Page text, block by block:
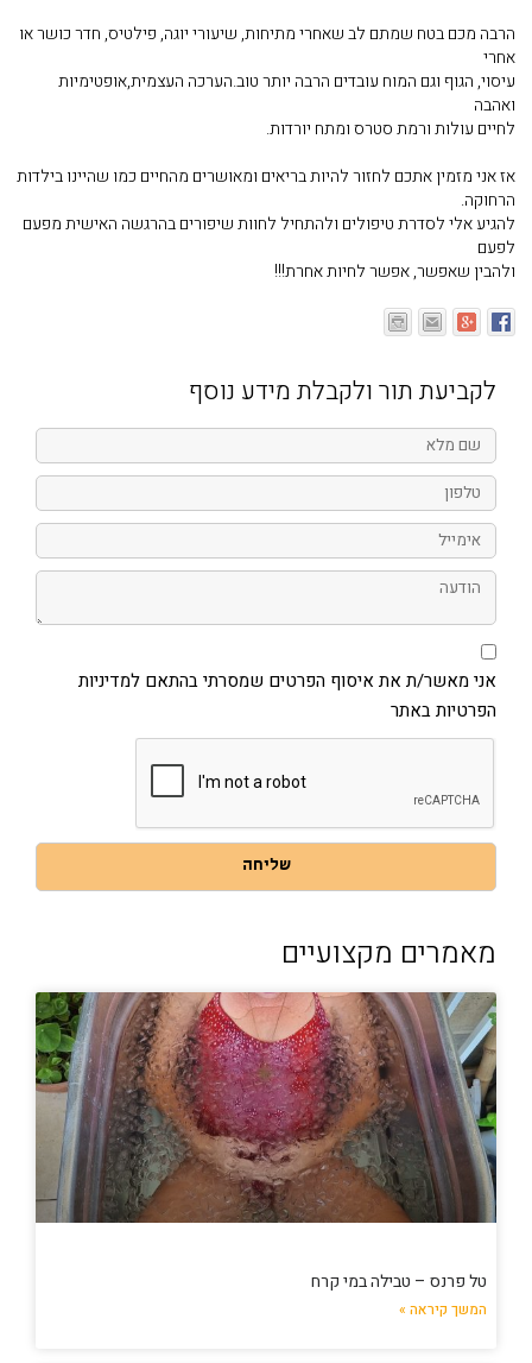
לקביעת תור ולקבלת מידע נוסף
שם
מלא
טלפון
אימייל
הודעה
אני
מאשר/ת
את
הפרטים
שמסרתי
באתר
אני מאשר/ת את איסוף הפרטים שמסרתי בהתאם למדיניות
הפרטיות באתר
שליחה
מאמרים מקצועיים
טל פרנס – טבילה במי קרח
המשך קיראה »
הרבה מכם בטח שמתם לב שאחרי מתיחות, שיעורי יוגה, פילטיס, חדר כושר או
אחרי
עיסוי, הגוף וגם המוח עובדים הרבה יותר טוב.הערכה העצמית,אופטימיות
ואהבה
לחיים עולות ורמת סטרס ומתח יורדות.
אז אני מזמין אתכם לחזור להיות בריאים ומאושרים מהחיים כמו שהיינו בילדות
הרחוקה.
להגיע אלי לסדרת טיפולים ולהתחיל לחוות שיפורים בהרגשה האישית מפעם
לפעם
ולהבין שאפשר, אפשר לחיות אחרת!!!